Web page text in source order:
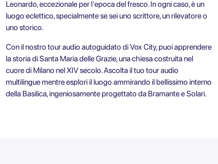
Leonardo, eccezionale per l'epoca del fresco. In ogni caso, è un
luogo eclettico, specialmente se sei uno scrittore, un rilevatore o
uno storico.
Con il nostro tour audio autoguidato di Vox City, puoi apprendere
la storia di Santa Maria delle Grazie, una chiesa costruita nel
cuore di Milano nel XIV secolo. Ascolta il tuo tour audio
multilingue mentre esplori il luogo ammirando il bellissimo interno
della Basilica, ingeniosamente progettato da Bramante e Solari.